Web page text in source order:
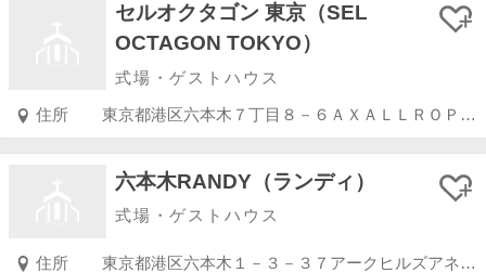
セルオクタゴン 東京（SEL
OCTAGON TOKYO）
式場・ゲストハウス
住所 東京都港区六本木７丁目８－６ＡＸＡＬＬＲＯＰＰＯＮＧＩＢ１Ｆ
六本木RANDY（ランディ）
式場・ゲストハウス
住所 東京都港区六本木１－３－３７アークヒルズアネックス